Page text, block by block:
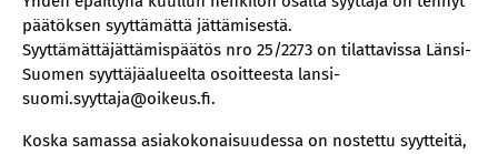
päätöksen syyttämättä jättämisestä.
Syyttämättäjättämispäätös nro 25/2273 on tilattavissa Länsi-
Suomen syyttäjäalueelta osoitteesta lansi-
suomi.syyttaja@oikeus.fi.
Koska samassa asiakokonaisuudessa on nostettu syytteitä,